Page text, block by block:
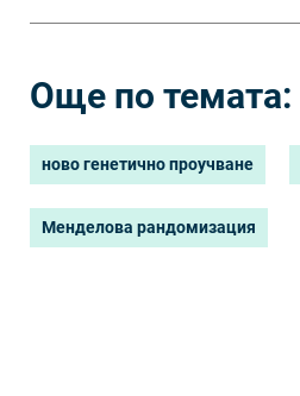
Още по темата:
ново генетично проучване
Менделова рандомизация